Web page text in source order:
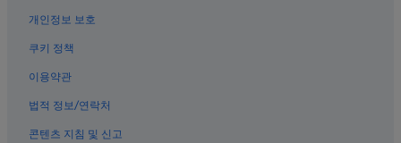
개인정보 보호
쿠키 정책
이용약관
법적 정보/연락처
콘텐츠 지침 및 신고